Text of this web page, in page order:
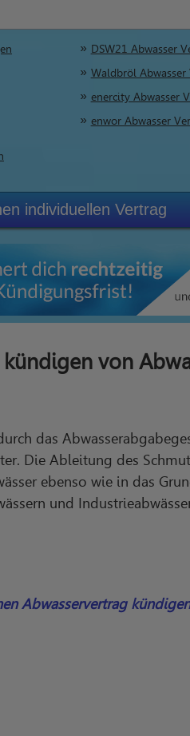
DSW21 Abwasser
Waldbröl
enercity Abwasser
enwor Abwasser
individuellen Vertrag
von
das
Die Ableitung des
ebenso wie in das
und
Abwasservertrag